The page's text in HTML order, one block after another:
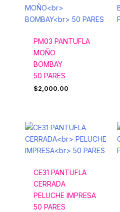
PM03 PANTUFLA
MOÑO
BOMBAY
50 PARES
$2,000.00
CE31 PANTUFLA
CERRADA
PELUCHE IMPRESA
50 PARES